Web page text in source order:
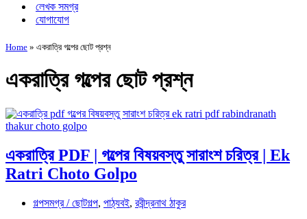
লেখক সমগ্র
যোগাযোগ
Home » একরাত্রি গল্পের ছোট প্রশ্ন
একরাত্রি গল্পের ছোট প্রশ্ন
একরাত্রি PDF | গল্পের বিষয়বস্তু সারাংশ চরিত্র | Ek
Ratri Choto Golpo
গল্পসমগ্র / ছোটগল্প, পাঠ্যবই, রবীন্দ্রনাথ ঠাকুর